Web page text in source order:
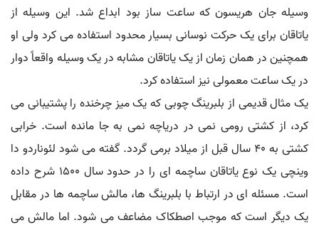
وسیله جان هریسون که ساعت ساز بود ابداع شد. این وسیله از
یاتاقان برای یک حرکت نوسانی بسیار محدود استفاده می کرد ولی او
همچنین در همان زمان از یک یاتاقان مشابه در یک وسیله واقعاً دوار
در یک ساعت معمولی نیز استفاده کرد.
یک مثال قدیمی از بلبرینگ چوبی که یک میز چرخنده را پشتیبانی می
کرد، از کشتی رومی نمی در دریاچه نمی به جا مانده است. خرابی
کشتی به ۴۰ سال قبل از میلاد برمی گردد. گفته می شود لئوناردو دا
وینچی یک نوع یاتاقان ساچمه ای را در حدود سال ۱۵۰۰ شرح داده
است. مسئله ای در ارتباط با بلبرینگ ها، مالش ساچمه ها در مقابل
یک دیگر است که موجب اصطکاک مضاعف می شود. اما مالش می